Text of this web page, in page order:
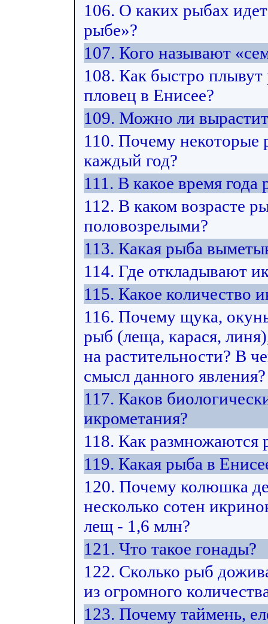
106. О каких рыбах
рыбе»?
107. Кого называют
108. Как быстро
пловец в Енисее?
109. Можно ли
110. Почему
каждый год?
111. В какое время
112. В каком возрасте
половозрелыми?
113. Какая рыба
114. Где откладывают
115. Какое
116. Почему щука,
рыб (леща, карася,
на растительности? В
смысл данного явления?
117. Каков
икрометания?
118. Как размножаются
119. Какая рыба в
120. Почему колюшка
несколько сотен
лещ - 1,6 млн?
121. Что такое гонады?
122. Сколько рыб
из огромного
123. Почему таймень,